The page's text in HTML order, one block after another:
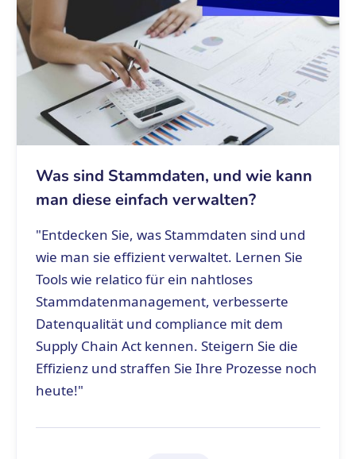
Was sind Stammdaten, und wie kann
man diese einfach verwalten?
"Entdecken Sie, was Stammdaten sind und
wie man sie effizient verwaltet. Lernen Sie
Tools wie relatico für ein nahtloses
Stammdatenmanagement, verbesserte
Datenqualität und compliance mit dem
Supply Chain Act kennen. Steigern Sie die
Effizienz und straffen Sie Ihre Prozesse noch
heute!"